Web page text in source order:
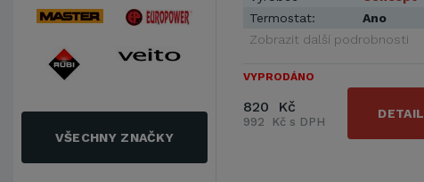
VŠECHNY ZNAČKY
Termostat:
Ano
Zobrazit další podrobnosti
VYPRODÁNO
820 Kč
992 Kč s DPH
DETAIL